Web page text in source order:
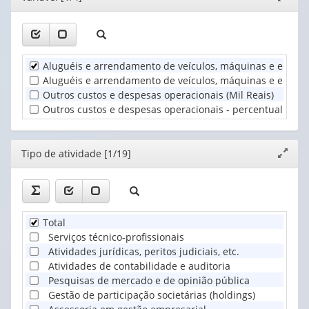
Ano
valor):
de
atividade
(1)
apenas
1
valor):
Unidade
Territorial
(1)
janela
Aluguéis e arrendamento de veículos, máquinas e
Aluguéis e arrendamento de veículos, máquinas e
Outros custos e despesas operacionais (Mil Reais)
Outros custos e despesas operacionais - percentual do
Editor
janela
Tipo de atividade [1/19]
Total
Serviços técnico-profissionais
Atividades jurídicas, peritos judiciais, etc.
Atividades de contabilidade e auditoria
Pesquisas de mercado e de opinião pública
Gestão de participação societárias (holdings)